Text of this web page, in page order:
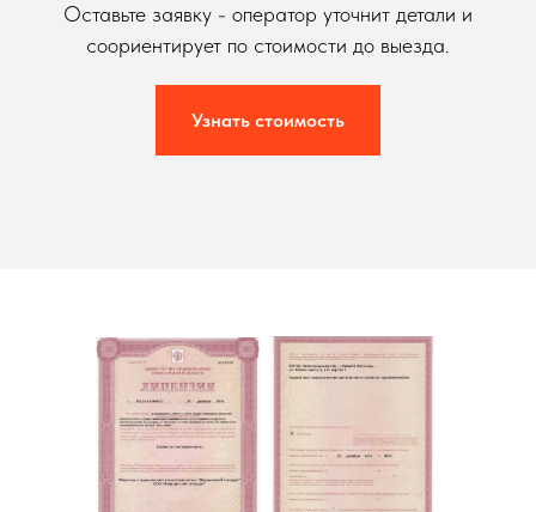
Оставьте заявку - оператор уточнит детали и
соориентирует по стоимости до выезда.
Узнать стоимость